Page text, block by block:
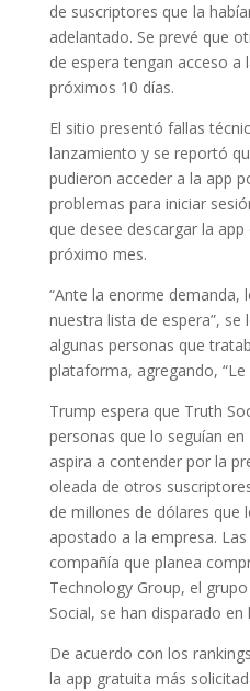
de suscriptores que la
adelantado. Se prevé que
de espera tengan acceso a
próximos 10 días.
El sitio presentó fallas
lanzamiento y se reportó
pudieron acceder a la app
problemas para iniciar
que desee descargar la
próximo mes.
“Ante la enorme demanda,
nuestra lista de espera”, se
algunas personas que
plataforma, agregando, “Le
Trump espera que Truth
personas que lo seguían
aspira a contender por la
oleada de otros
de millones de dólares que
apostado a la empresa.
compañía que planea
Technology Group, el
Social, se han disparado
De acuerdo con los
la app gratuita más